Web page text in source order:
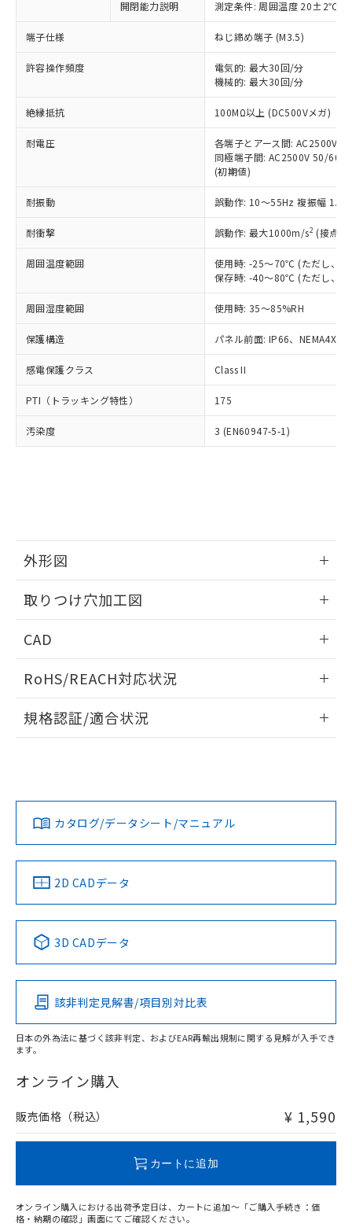
開閉能力説明 測定条件: 周囲温度 20±2℃、
端子仕様 ねじ締め端子 (M3.5)
許容操作頻度
電気的: 最大30回/分
機械的: 最大30回/分
絶縁抵抗 100MΩ以上 (DC500Vメガ)
耐電圧
各端子とアース間: AC2500V
同極端子間: AC2500V 50/
(初期値)
耐振動 誤動作: 10～55Hz 複振幅
耐衝撃 誤動作: 最大1000m/s2 (接点
周囲温度範囲
使用時: -25～70℃ (ただし、氷
保存時: -40～80℃ (ただし、氷
周囲湿度範囲 使用時: 35～85%RH
保護構造 パネル前面: IP66、NEMA4X,
感電保護クラス Class II
PTI（トラッキング特性） 175
汚染度 3 (EN60947-5-1)
外形図
取りつけ穴加工図
CAD
ドすることができます。
ログイン/会員登録
ダウンロードデータをご利用いただく前に、以下を必ずお読
みください。
ソフトウェアの使用条件
RoHS/REACH対応状況
EU RoHS 注意事項・凡例
対応済み
中国 RoHS 注意事項・凡例
Pb Hg Cd Cr(VI)
O
在庫等で未対応品が混在する可能性があります。
問い合わせください。
規格認証/適合状況
LR型式承認
（イギリス
船舶規格）
DNV型式承認
（ノルウェー
BV型式承認
（フランス
KR型式
（韓国
No No No No
この製品の規格認証/適合状況ページへ
その他の認証はこちらのページからご検索ください
カタログ/データシート/マニュアル
2D CADデータ
3D CADデータ
該非判定見解書/項目別対比表
日本の外為法に基づく該非判定、およびEAR再輸出規制に関する見解が入手でき
ます。
オンライン購入
販売価格（税込） ¥ 1,590
カートに追加
オンライン購入における出荷予定日は、カートに追加～「ご購入手続き：価
格・納期の確認」画面にてご確認ください。
以下の条件をお読みいただき、同意のうえ
ご利用ください。
本サービスは、当社制御機器事業取扱
商品の当社在庫状況および標準価格
(税抜)を提供させていただくもので
当社制御機器事業取扱商品の中には、
本サービスの対象外となる商品もある
ことをご了承ください。
在庫状況および標準価格照会結果は、
記載している更新日時点での社内デー
タに基づき作成されるものであり、閲
覧された時点での実際の在庫および標
準価格とは異なる場合があることをご
正式な納期状況および標準価格はお客
様のお取引先、またはお客様担当のオ
ムロン制御機器販売店・当社販売員に
オムロン制御機器販売店や当社販売拠
点は「
販売ネットワーク
」をご確認
在庫状況および標準価格結果を当社の
事前の承諾なく第三者に漏洩または開
示しないようお願いします。
マイパーツ機能（部品リスト作成サー
および当社の共同利用者が、当社の製
引・商談に必要な範囲で利用すること
をご了承ください。
※当社の共同利用者とは、
指します。
対応予定なし：EU RoHS指令（10物質）の
非含有に非対応の商品で、対応品を出す予
定はありません。
非含有の対応状況を調査中または確認中の
非該当品：ライセンス料など無形物で、有
害物質有無と関係のない商品です。
仕入先様の事情により、非含有部品として
いたものが、含有品と判明した場合などや
むを得ず変更することがあります。
鉛(Pb) 1000ppm以下、 水銀(Hg) 1000ppm以下、 カド
(PBDE) 1000ppm以下、フタル酸ビス(2-エチルヘキシ
ル) (DEHP)(別名：DOP) 1000ppm以下、フタル酸ブチ
ルベンジル（BBP） 1000ppm以下、フタル酸ジブチル
（DBP） 1000ppm以下、フタル酸ジイソブチル
(DIBP) 1000ppm以下
但し、RoHS指令で産業用監視および制御機器に対する
適用除外項目は除く。
※2 対応予定月
部品在庫の切り替え状況などにより、予定
下記の非含有証明書をダウンロードするこ
とができます。
EU RoHS指令（10物質）の非含有証明書
51物質の非含有証明書（当社基準）
るもので、過去に遡って非含有を証明する
ものではありません。
また、RoHS指令のフタル酸エステル類４
荷製品に未対応品が混在することから備考
欄に対応日を記載しておりました。
す。
※1 中国RoHS○×表
「○」：最大均質材料含有率が中国RoHSの
基準値以下であることを示します。
「×」：最大均質材料含有率が中国RoHSの
基準値を超えていることを示します。
「－」：未確認です。当社販売部門へお問
*中国RoHS10物質の基準値 (GB/T26572)：
Pb(鉛) :1000ppm、 Hg(水銀) : 1000ppm、 Cd(カドミウ
Cr(Ⅵ)(六価クロム) : 1000ppm、 PBBs(ポリ臭化ビフェ
ニル類) : 1000ppm、 PBDEs(ポリ臭化ジフェニルエーテ
DBP(フタル酸ジブチル) : 1000ppm、 DIBP(フタル酸ジ
イソブチル) : 1000ppm、 BBP(フタル酸ブチルベンジ
ル) : 1000ppm、
DEHP(フタル酸ビス(2-エチルヘキシル)) : 1000ppm
※2 環境保護使用期限
「ｅ」：有害物質（10物質）のすべてが基
「10」：通常の使用状況下において有害物
当社は、これら貴社製品のうち、外国
為替および外国貿易法に定める商品
（以下｢規制貨物等」という）を輸出
または国外への提供する場合は、日本
国政府の輸出許可(または役務取引許
当社は規制貨物を破棄する場合は、完
全に破砕するなど、違法に輸出されな
いよう必要な手段を講じます。
当社は貴社製品を、核兵器、ミサイ
ル、化学兵器、生物兵器またはその他
武器並びにこれらの製造装置等に一切
使用いたしません。
当社は、貴社製品を第三者に販売する
場合は、上記1、2および3の内容を当
該第三者に通知します。また当社は、
販売先および販売に係わる関係者が違
○ 一定数以上の在庫あり
△ 一定数には満たないが在庫あり
在庫なし(最新の在庫状況につ
たはお客様担当のオムロン制御
機器販売店・当社販売員にご確
空
受注生産機種、また在庫状況の